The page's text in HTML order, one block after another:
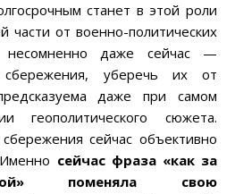
станет в этой роли
от военно-политических
даже сейчас —
сбережения, уберечь их от
даже при самом
геополитического сюжета.
сейчас объективно
сейчас фраза «как за
поменяла свою